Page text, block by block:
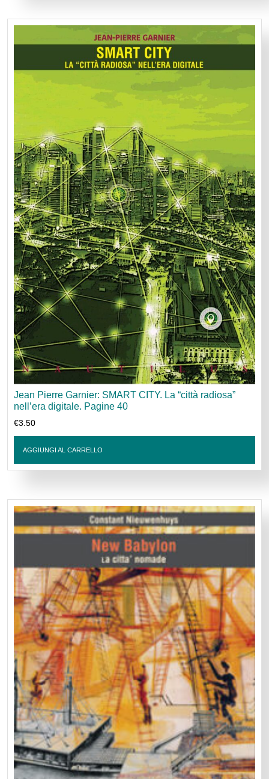
Jean Pierre Garnier: SMART CITY. La “città radiosa”
nell’era digitale. Pagine 40
€3.50
AGGIUNGI AL CARRELLO